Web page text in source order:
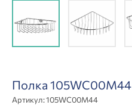
Полка 105WC00M44
Артикул:105WC00M44